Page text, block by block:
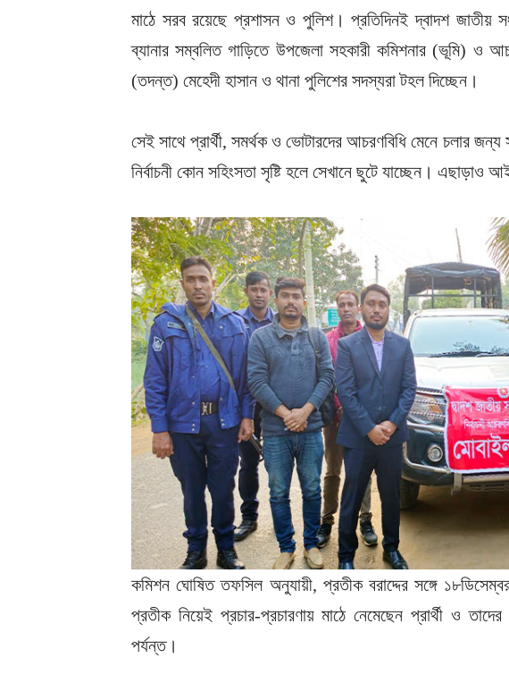
মাঠে সরব রয়েছে প্রশাসন ও পুলিশ। প্রতিদিনই দ্বাদশ জাতীয়
ব্যানার সম্বলিত গাড়িতে উপজেলা সহকারী কমিশনার (ভূমি) ও
(তদন্ত) মেহেদী হাসান ও থানা পুলিশের সদস্যরা টহল দিচ্ছেন।
সেই সাথে প্রার্থী, সমর্থক ও ভোটারদের আচরণবিধি মেনে চলার
নির্বাচনী কোন সহিংসতা সৃষ্টি হলে সেখানে ছুটে যাচ্ছেন। এছাড়াও
কমিশন ঘোষিত তফসিল অনুযায়ী, প্রতীক বরাদ্দের সঙ্গে
প্রতীক নিয়েই প্রচার-প্রচারণায় মাঠে নেমেছেন প্রার্থী ও
পর্যন্ত।